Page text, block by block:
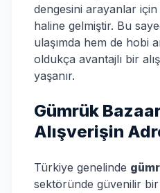
dengesini arayanlar
haline gelmiştir. Bu
ulaşımda hem de hobi
oldukça avantajlı bir
yaşanır.
Gümrük
Alışverişin
Türkiye genelinde
sektöründe güvenilir